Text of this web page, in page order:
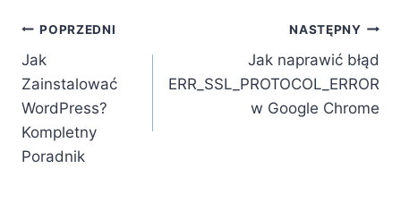
Nawigacja
wpisu
POPRZEDNI
Jak
Zainstalować
WordPress?
Kompletny
Poradnik
NASTĘPNY
Jak naprawić błąd
ERR_SSL_PROTOCOL_ERROR
w Google Chrome